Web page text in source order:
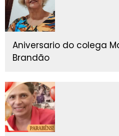
Aniversario do colega
Brandão